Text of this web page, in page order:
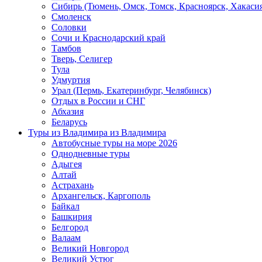
Сибирь (Тюмень, Омск, Томск, Красноярск,
Смоленск
Соловки
Сочи и Краснодарский край
Тамбов
Тверь, Селигер
Тула
Удмуртия
Урал (Пермь, Екатеринбург, Челябинск)
Отдых в России и СНГ
Абхазия
Беларусь
Туры из Владимира из Владимира
Автобусные туры на море 2026
Однодневные туры
Адыгея
Алтай
Астрахань
Архангельск, Каргополь
Байкал
Башкирия
Белгород
Валаам
Великий Новгород
Великий Устюг